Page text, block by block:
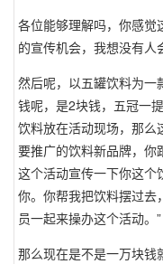
各位能够理解吗，你感觉
的宣传机会，我想没有人
然后呢，以五罐饮料为一
钱呢，是2块钱，五冠一
饮料放在活动现场，那么
要推广的饮料新品牌，你
这个活动宣传一下你这个
你。你帮我把饮料摆过去
员一起来操办这个活动。”
那么现在是不是一万块钱